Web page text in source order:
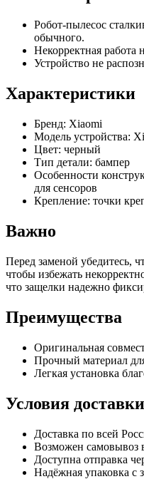
Робот-пылесос
обычного.
Некорректная работа
Устройство не
Характеристики
Бренд: Xiaomi
Модель устройства:
Цвет: черный
Тип детали: бампер
Особенности
для сенсоров
Крепление: точки
Важно
Перед заменой убедитесь,
чтобы избежать
что защелки надежно
Преимущества
Оригинальная
Прочный материал
Легкая установка
Условия доставки
Доставка по всей
Возможен самовывоз
Доступна отправка
Надёжная упаковка с